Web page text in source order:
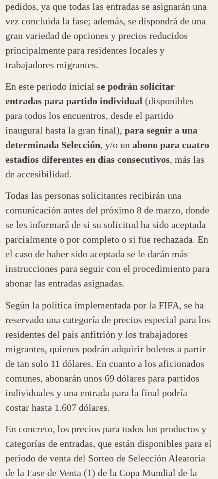
pedidos, ya que todas las entradas se asignarán una
vez concluida la fase; además, se dispondrá de una
gran variedad de opciones y precios reducidos
principalmente para residentes locales y
trabajadores migrantes.
En este periodo inicialse podrán solicitar
entradas para partido individual (disponibles
para todos los encuentros, desde el partido
inaugural hasta la gran final),para seguir a una
determinada Selección, y/o unabono para cuatro
estadios diferentes en días consecutivos, más las
de accesibilidad.
Todas las personas solicitantes recibirán una
comunicación antes del próximo 8 de marzo, donde
se les informará de si su solicitud ha sido aceptada
parcialmente o por completo o si fue rechazada. En
el caso de haber sido aceptada se le darán más
instrucciones para seguir con el procedimiento para
abonar las entradas asignadas.
Según la política implementada por la FIFA, se ha
reservado una categoría de precios especial para los
residentes del país anfitrión y los trabajadores
migrantes, quienes podrán adquirir boletos a partir
de tan solo 11 dólares. En cuanto a los aficionados
comunes, abonarán unos 69 dólares para partidos
individuales y una entrada para la final podría
costar hasta 1.607 dólares.
En concreto, los precios para todos los productos y
categorías de entradas, que están disponibles para el
período de venta del Sorteo de Selección Aleatoria
de la Fase de Venta (1) de la Copa Mundial de la